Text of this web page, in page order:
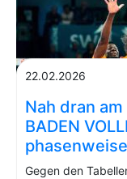
22.02.2026
Nah dran
BADEN
phasenweise
Gegen den